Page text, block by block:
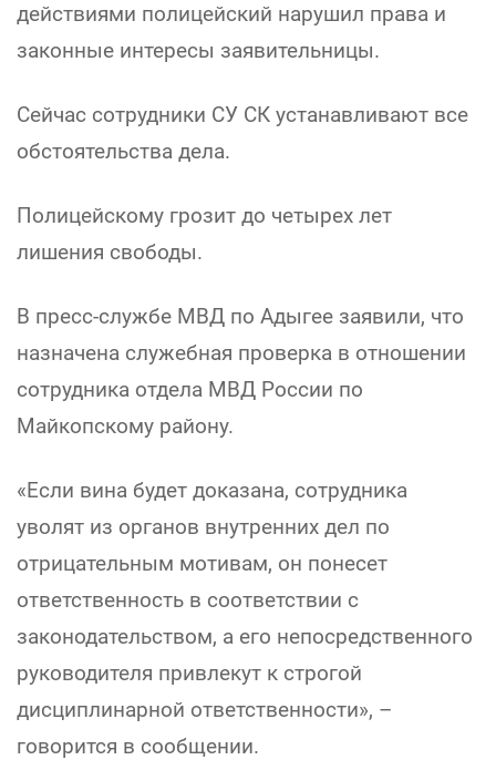
действиями полицейский нарушил права и
законные интересы заявительницы.
Сейчас сотрудники СУ СК устанавливают все
обстоятельства дела.
Полицейскому грозит до четырех лет
лишения свободы.
В пресс-службе МВД по Адыгее заявили, что
назначена служебная проверка в отношении
сотрудника отдела МВД России по
Майкопскому району.
«Если вина будет доказана, сотрудника
уволят из органов внутренних дел по
отрицательным мотивам, он понесет
ответственность в соответствии с
законодательством, а его непосредственного
руководителя привлекут к строгой
дисциплинарной ответственности», –
говорится в сообщении.